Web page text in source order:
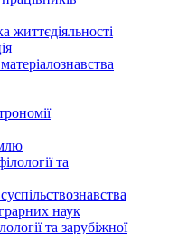
життєдіяльності
та
наук
та зарубіжної